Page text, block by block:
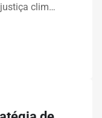
clim…